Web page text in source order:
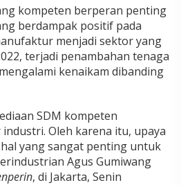
kompeten berperan penting
berdampak positif pada
menjadi sektor yang
terjadi penambahan tenaga
kenaikam dibanding
SDM kompeten
Oleh karena itu, upaya
yang sangat penting untuk
Agus Gumiwang
, di Jakarta, Senin